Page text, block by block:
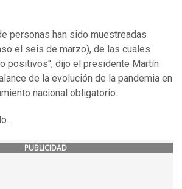
personas han sido muestreadas
el seis de marzo), de las cuales
positivos", dijo el presidente Martín
de la evolución de la pandemia en
nacional obligatorio.
PUBLICIDAD